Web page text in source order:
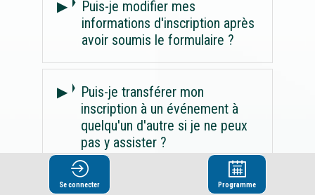
Puis-je modifier mes
informations d'inscription après
avoir soumis le formulaire ?
Puis-je transférer mon
inscription à un événement à
quelqu'un d'autre si je ne peux
pas y assister ?
Se connecter Programme